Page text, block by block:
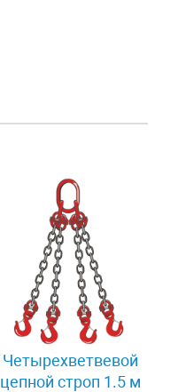
Четырехветвевой
цепной строп 1.5 м